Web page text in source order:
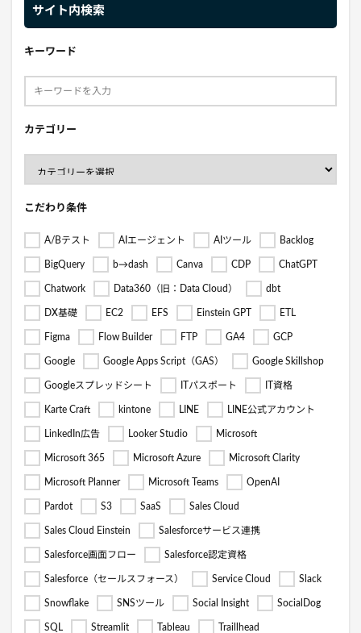
サイト内検索
キーワード
カテゴリー
こだわり条件
A/Bテスト AIエージェント AIツール Backlog
BigQuery b→dash Canva CDP ChatGPT
Chatwork Data360（旧：Data Cloud） dbt
DX基礎 EC2 EFS Einstein GPT ETL
Figma Flow Builder FTP GA4 GCP
Google Google Apps Script（GAS） Google Skillshop
Googleスプレッドシート ITパスポート IT資格
Karte Craft kintone LINE LINE公式アカウント
LinkedIn広告 Looker Studio Microsoft
Microsoft 365 Microsoft Azure Microsoft Clarity
Microsoft Planner Microsoft Teams OpenAI
Pardot S3 SaaS Sales Cloud
Sales Cloud Einstein Salesforceサービス連携
Salesforce画面フロー Salesforce認定資格
Salesforce（セールスフォース） Service Cloud Slack
Snowflake SNSツール Social Insight SocialDog
SQL Streamlit Tableau Traillhead